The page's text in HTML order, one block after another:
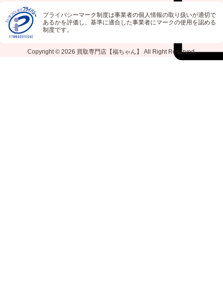
プライバシーマーク制度は事業者の個人情報の取り扱いが適切で
あるかを評価し、基準に適合した事業者にマークの使用を認める
制度です。
Copyright © 2026 買取専門店【福ちゃん】 All Right Reserved.